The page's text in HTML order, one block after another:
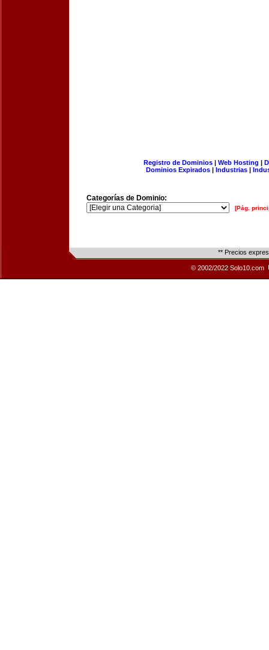
Registro de Dominios| Web Hosting |
Dominios Expirados | Industrias |
Categorías de Dominio:
[Pág.
** Precios
© 2002/2022 Solo10.com